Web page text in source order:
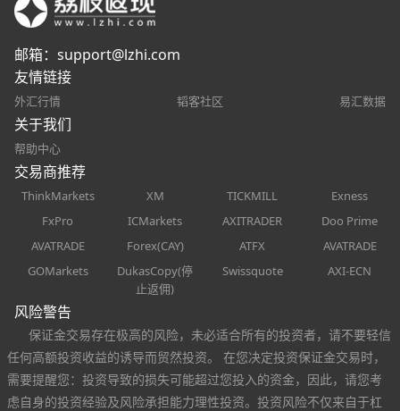
邮箱： support@lzhi.com
友情链接
外汇行情 韬客社区 易汇数据
关于我们
帮助中心
交易商推荐
ThinkMarkets XM TICKMILL
Exness
FxPro
ICMarkets AXITRADER
Doo Prime
AVATRADE
Forex(CAY) ATFX
AVATRADE
GOMarkets
DukasCopy(停
止返佣)
Swissquote AXI-ECN
风险警告
保证金交易存在极高的风险，未必适合所有的投资者，请不要轻信
任何高额投资收益的诱导而贸然投资。 在您决定投资保证金交易时，
需要提醒您：投资导致的损失可能超过您投入的资金，因此，请您考
虑自身的投资经验及风险承担能力理性投资。投资风险不仅来自于杠